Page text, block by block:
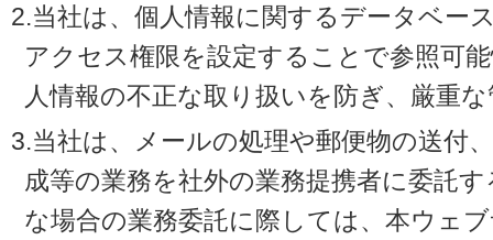
2.当社は、個人情報に関するデータベー
アクセス権限を設定することで参照可
人情報の不正な取り扱いを防ぎ、厳重
3.当社は、メールの処理や郵便物の送付
成等の業務を社外の業務提携者に委託
な場合の業務委託に際しては、本ウェ